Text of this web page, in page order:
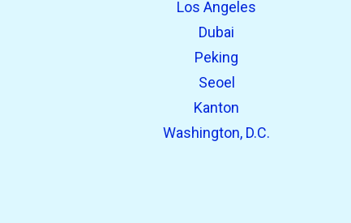
Probeer ditopen_in_new
Los Angeles
Dubai
Peking
Seoel
Kanton
Washington, D.C.